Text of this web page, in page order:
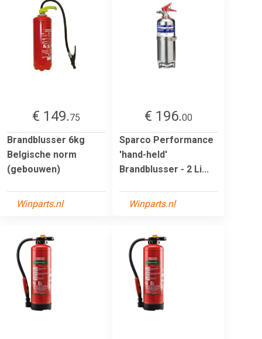
€ 149.75
Brandblusser 6kg
Belgische norm
(gebouwen)
Winparts.nl
€ 196.00
Sparco Performance
'hand-held'
Brandblusser - 2 Li...
Winparts.nl